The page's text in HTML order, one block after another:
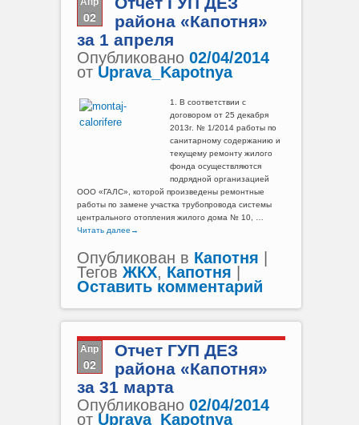
02
района «Капотня»
за 1 апреля
Опубликовано 02/04/2014
от Uprava_Kapotnya
1. В соответствии с
договором от 25 декабря
2013г. № 1/2014 работы по
санитарному содержанию и
текущему ремонту жилого
фонда осуществляются
подрядной организацией
ООО «ГАЛС», которой произведены ремонтные
работы по замене участка трубопровода системы
центрального отопления жилого дома № 10, …
Читать далее →
Опубликован в Капотня
Тегов ЖКХ, Капотня
Оставить комментарий
Апр
02
Отчет ГУП ДЕЗ
района «Капотня»
за 31 марта
Опубликовано 02/04/2014
от Uprava_Kapotnya